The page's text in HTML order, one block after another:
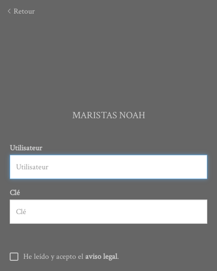
Retour
MARISTAS NOAH
Utilisateur
Clé
He leído y acepto elaviso legal.